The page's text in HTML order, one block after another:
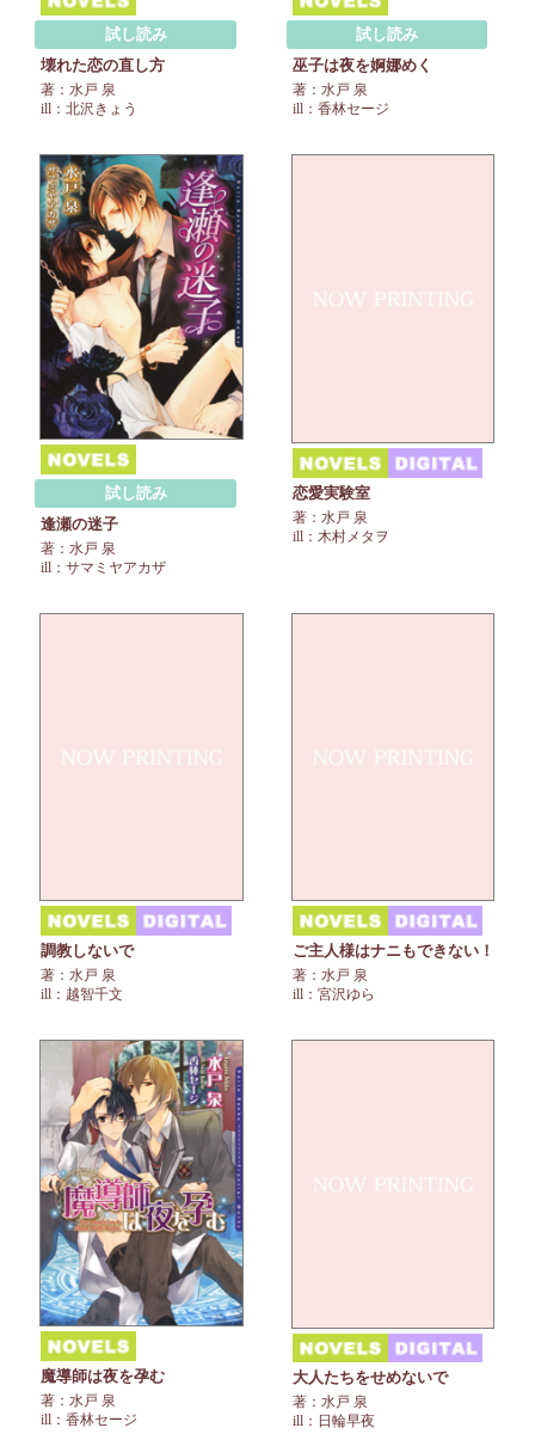
試し読み
壊れた恋の直し方
著：水戸 泉
ill：北沢きょう
試し読み
巫子は夜を婀娜めく
著：水戸 泉
ill：香林セージ
試し読み
逢瀬の迷子
著：水戸 泉
ill：サマミヤアカザ
恋愛実験室
著：水戸 泉
ill：木村メタヲ
調教しないで
著：水戸 泉
ill：越智千文
ご主人様はナニもできない！
著：水戸 泉
ill：宮沢ゆら
魔導師は夜を孕む
著：水戸 泉
ill：香林セージ
大人たちをせめないで
著：水戸 泉
ill：日輪早夜